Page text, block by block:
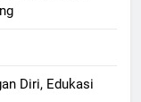
Diri, Edukasi